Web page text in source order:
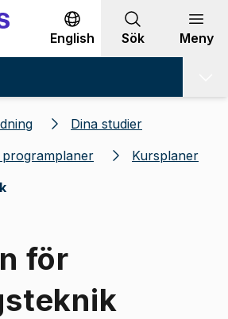
innehållet
English Sök Meny
Dina studier
Kursplaner
för